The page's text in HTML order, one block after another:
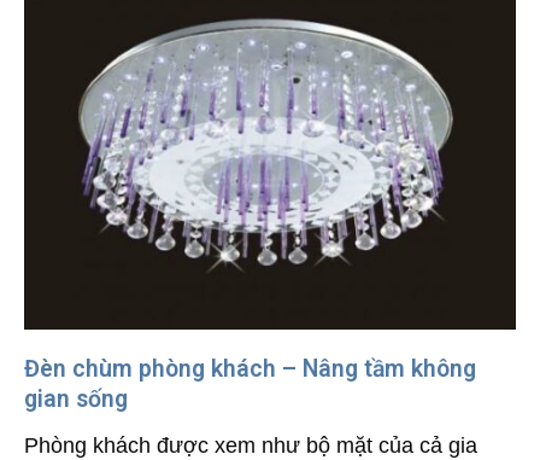
Đèn chùm phòng khách – Nâng tầm không
gian sống
Phòng khách được xem như bộ mặt của cả gia